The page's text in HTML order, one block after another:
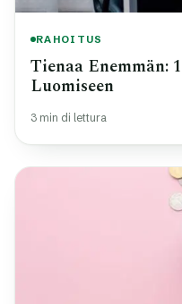
RAHOITUS
Tienaa Enemmän:
Luomiseen
3 min di lettura